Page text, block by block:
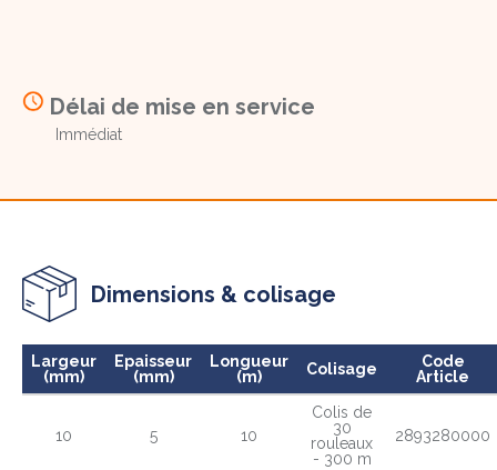
Délai de mise en service
Immédiat
Dimensions & colisage
Largeur
(mm)
Epaisseur
(mm)
Longueur
(m)
Colisage
Code
Article
10 5 10
Colis de
30
rouleaux
- 300 m
2893280000